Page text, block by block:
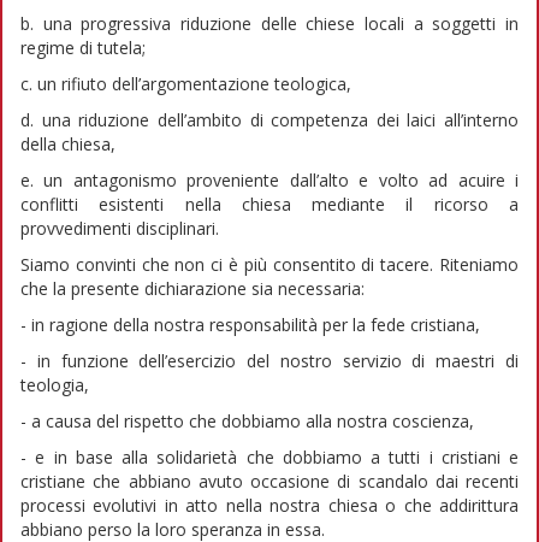
b. una progressiva riduzione delle chiese locali a soggetti in
regime di tutela;
c. un rifiuto dell’argomentazione teologica,
d. una riduzione dell’ambito di competenza dei laici all’interno
della chiesa,
e. un antagonismo proveniente dall’alto e volto ad acuire i
conflitti esistenti nella chiesa mediante il ricorso a
provvedimenti disciplinari.
Siamo convinti che non ci è più consentito di tacere. Riteniamo
che la presente dichiarazione sia necessaria:
- in ragione della nostra responsabilità per la fede cristiana,
- in funzione dell’esercizio del nostro servizio di maestri di
teologia,
- a causa del rispetto che dobbiamo alla nostra coscienza,
- e in base alla solidarietà che dobbiamo a tutti i cristiani e
cristiane che abbiano avuto occasione di scandalo dai recenti
processi evolutivi in atto nella nostra chiesa o che addirittura
abbiano perso la loro speranza in essa.